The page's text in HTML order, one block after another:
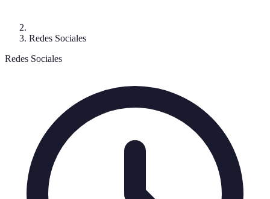
Redes Sociales
Redes Sociales